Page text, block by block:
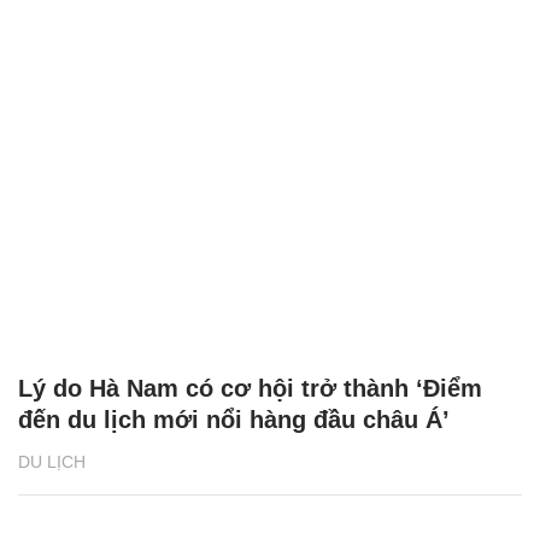
DU LỊCH
Lý do Hà Nam có cơ hội trở thành ‘Điểm
đến du lịch mới nổi hàng đầu châu Á’